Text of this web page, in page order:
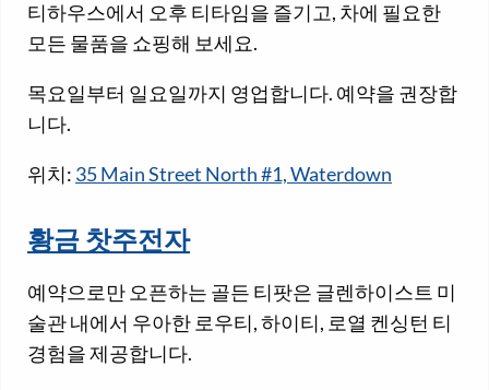
티하우스에서 오후 티타임을 즐기고, 차에 필요한
모든 물품을 쇼핑해 보세요.
목요일부터 일요일까지 영업합니다. 예약을 권장합
니다.
위치: 35 Main Street North #1, Waterdown
황금 찻주전자
예약으로만 오픈하는 골든 티팟은 글렌하이스트 미
술관 내에서 우아한 로우티, 하이티, 로열 켄싱턴 티
경험을 제공합니다.